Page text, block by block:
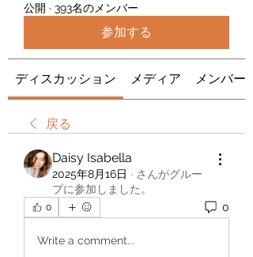
公開 · 393名のメンバー
参加する
ディスカッション メディア メンバー
戻る
Daisy Isabella
2025年8月16日 · さんがグルー
プに参加しました。
0 0
Write a comment...